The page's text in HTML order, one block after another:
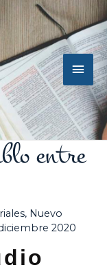
entre
, Nuevo
2020